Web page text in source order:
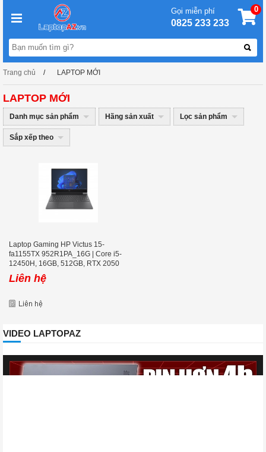
Gọi miễn phí
0825 233 233
0
Trang chủ LAPTOP MỚI
LAPTOP MỚI
Danh mục sản phẩm Hãng sản xuất Lọc sản phẩm
Sắp xếp theo
Laptop Gaming HP Victus 15-
fa1155TX 952R1PA_16G | Core i5-
12450H, 16GB, 512GB, RTX 2050
4GB, 15.6'' FHD 144Hz
Liên hệ
VIDEO LAPTOPAZ